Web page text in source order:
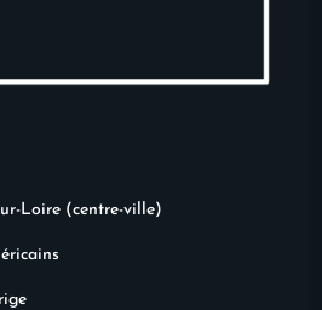
Loire (centre-ville)